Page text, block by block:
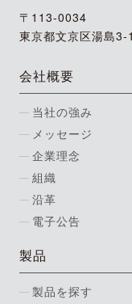
〒113-0034
東京都文京区湯島
会社概要
当社の強み
メッセージ
企業理念
組織
沿革
電子公告
製品
製品を探す